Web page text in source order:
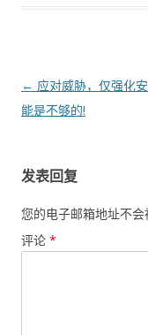
文章导航
← 应对威胁，仅强化
能是不够的!
发表回复
您的电子邮箱地址不会
评论 *